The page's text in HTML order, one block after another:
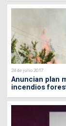
24 de julio 2017
Anuncian plan
incendios